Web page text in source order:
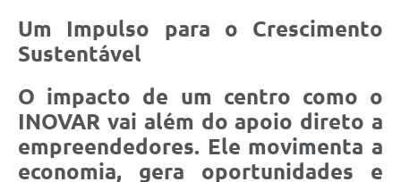
Um Impulso para o Crescimento
Sustentável
O impacto de um centro como o
INOVAR vai além do apoio direto a
empreendedores. Ele movimenta a
economia, gera oportunidades e